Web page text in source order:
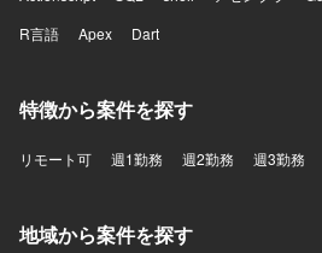
R言語
Apex Dart
特徴から案件を探す
リモート可 週1勤務 週2勤務 週3勤務
地域から案件を探す